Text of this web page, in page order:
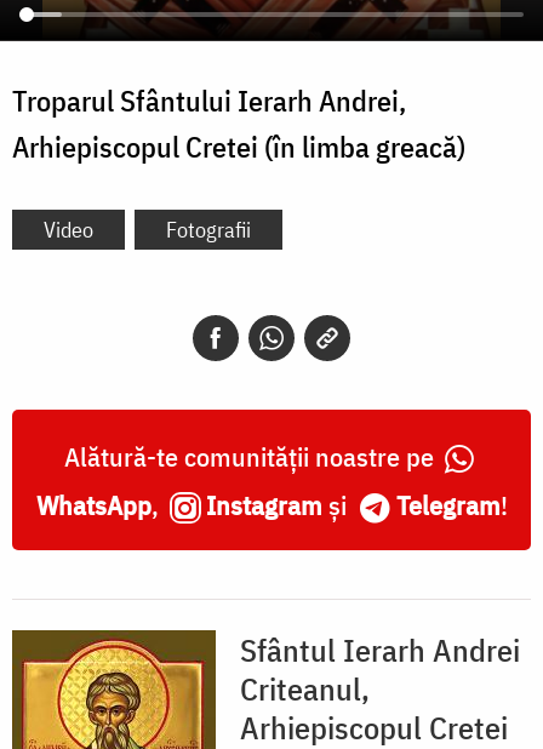
Troparul Sfântului Ierarh Andrei,
Arhiepiscopul Cretei (în limba greacă)
Video Fotografii
Alătură-te comunității noastre pe
WhatsApp, Instagram și Telegram!
Sfântul Ierarh Andrei
Criteanul,
Arhiepiscopul Cretei